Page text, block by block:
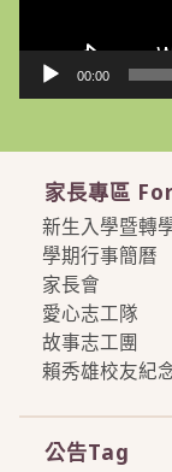
00:00
家長專區
新生入學暨轉
學期行事簡曆
家長會
愛心志工隊
故事志工團
賴秀雄校友紀
公告Tag